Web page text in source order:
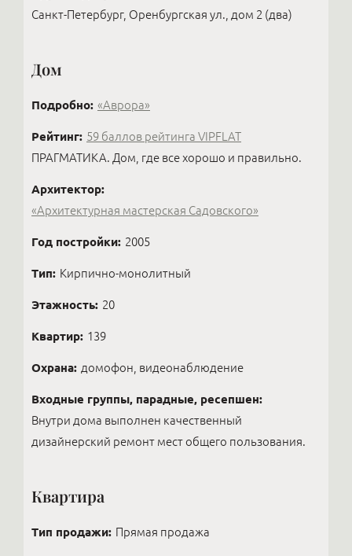
Санкт-Петербург, Оренбургская ул., дом 2 (два)
Дом
Подробно: «Аврора»
Рейтинг: 59 баллов рейтинга VIPFLAT
ПРАГМАТИКА. Дом, где все хорошо и правильно.
Архитектор:
«Архитектурная мастерская Садовского»
Год постройки: 2005
Тип: Кирпично-монолитный
Этажность: 20
Квартир: 139
Охрана: домофон, видеонаблюдение
Входные группы, парадные, ресепшен:
Внутри дома выполнен качественный
дизайнерский ремонт мест общего пользования.
Квартира
Тип продажи: Прямая продажа